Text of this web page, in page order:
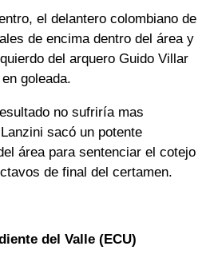
el delantero colombiano de
de encima dentro del área y
del arquero Guido Villar
goleada.
no sufriría mas
sacó un potente
área para sentenciar el cotejo
de final del certamen.
del Valle (ECU)